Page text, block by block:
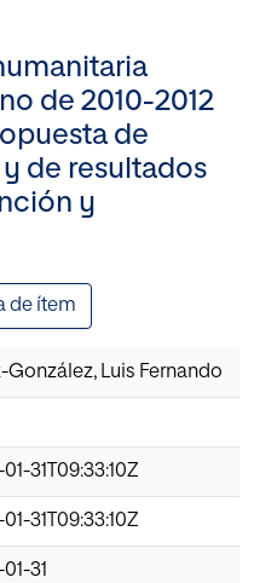
de 2010-2012
de
de resultados
y
de ítem
González, Luis Fernando
31T09:33:10Z
31T09:33:10Z
31